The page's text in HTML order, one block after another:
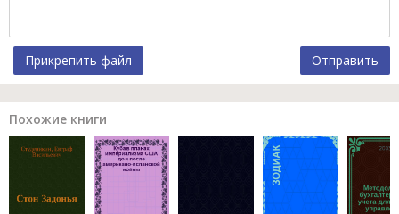
Прикрепить файл Отправить
Похожие книги